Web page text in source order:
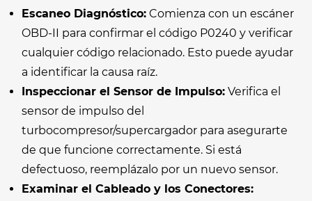
Escaneo Diagnóstico: Comienza con un escáner
OBD-II para confirmar el código P0240 y verificar
cualquier código relacionado. Esto puede ayudar
a identificar la causa raíz.
Inspeccionar el Sensor de Impulso: Verifica el
sensor de impulso del
turbocompresor/supercargador para asegurarte
de que funcione correctamente. Si está
defectuoso, reemplázalo por un nuevo sensor.
Examinar el Cableado y los Conectores: